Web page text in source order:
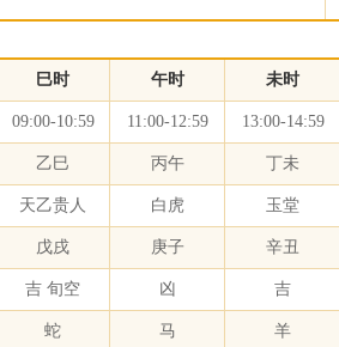
巳时 午时 未时
09:00-10:59 11:00-12:59 13:00-14:59
乙巳 丙午 丁未
天乙贵人 白虎 玉堂
戊戌 庚子 辛丑
吉 旬空 凶 吉
蛇 马 羊